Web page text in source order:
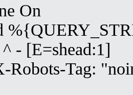
On
- [E=shead:1]
Robots-Tag: